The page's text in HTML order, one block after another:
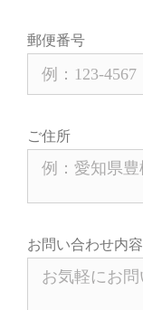
郵便番号
ご住所
お問い合わせ内容